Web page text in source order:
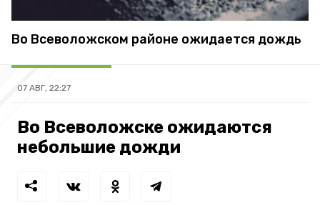
Во Всеволожском районе ожидается дождь
07 АВГ, 22:27
Во Всеволожске ожидаются
небольшие дожди